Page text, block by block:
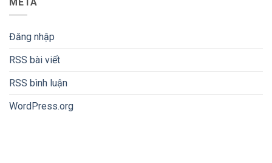
Đăng nhập
RSS bài viết
RSS bình luận
WordPress.org